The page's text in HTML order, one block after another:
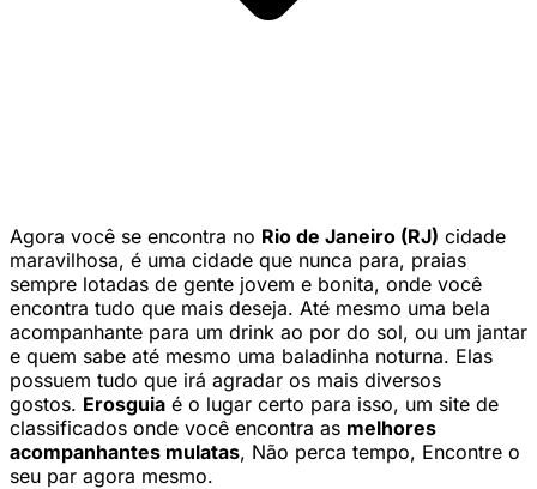
Agora você se encontra no Rio de Janeiro (RJ) cidade
maravilhosa, é uma cidade que nunca para, praias
sempre lotadas de gente jovem e bonita, onde você
encontra tudo que mais deseja. Até mesmo uma bela
acompanhante para um drink ao por do sol, ou um jantar
e quem sabe até mesmo uma baladinha noturna. Elas
possuem tudo que irá agradar os mais diversos
gostos. Erosguia é o lugar certo para isso, um site de
classificados onde você encontra as melhores
acompanhantes mulatas, Não perca tempo, Encontre o
seu par agora mesmo.